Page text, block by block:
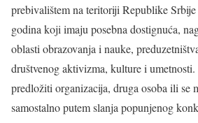
prebivalištem na teritoriji Republike
godina koji imaju posebna dostignuća,
oblasti obrazovanja i nauke,
društvenog aktivizma, kulture i
predložiti organizacija, druga osoba ili se
samostalno putem slanja popunjenog